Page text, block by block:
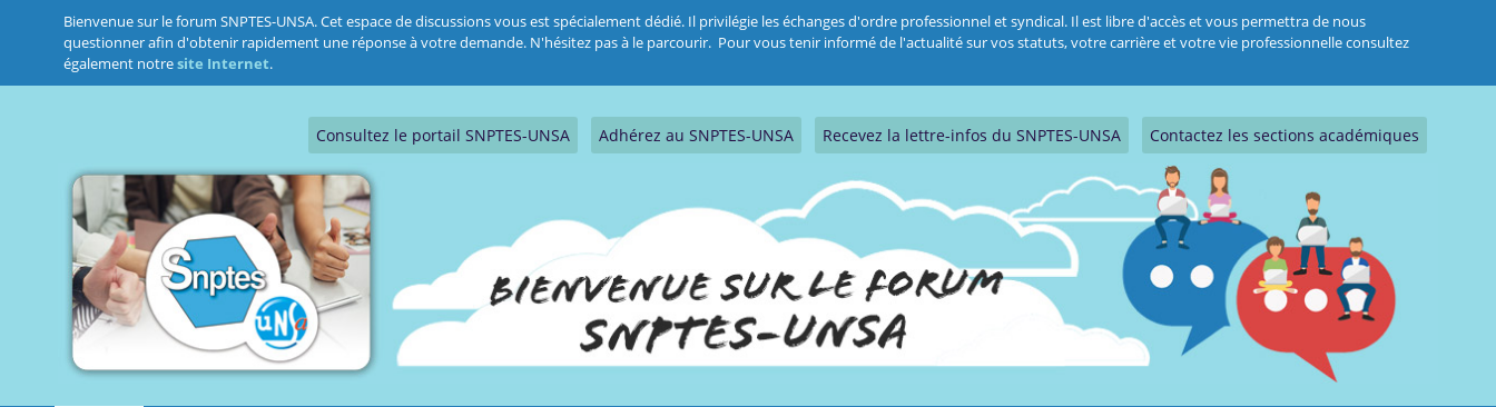
Bienvenue sur le forum SNPTES-UNSA. Cet espace de discussions vous est spécialement dédié. Il privilégie les échanges d'ordre professionnel et syndical. Il est libre d'accès et vous permettra de nous
questionner afin d'obtenir rapidement une réponse à votre demande. N'hésitez pas à le parcourir. Pour vous tenir informé de l'actualité sur vos statuts, votre carrière et votre vie professionnelle consultez
également notresite Internet.
Consultez le portail SNPTES-UNSA Adhérez au SNPTES-UNSA Recevez la lettre-infos du SNPTES-UNSA Contactez les sections académiques